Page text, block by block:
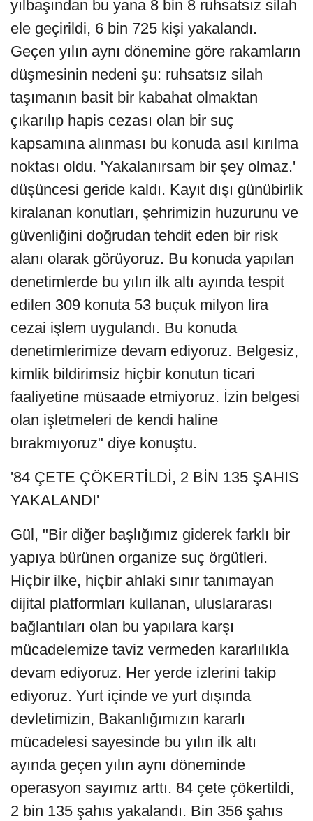
yılbaşından bu yana 8 bin 8 ruhsatsız silah
ele geçirildi, 6 bin 725 kişi yakalandı.
Geçen yılın aynı dönemine göre rakamların
düşmesinin nedeni şu: ruhsatsız silah
taşımanın basit bir kabahat olmaktan
çıkarılıp hapis cezası olan bir suç
kapsamına alınması bu konuda asıl kırılma
noktası oldu. 'Yakalanırsam bir şey olmaz.'
düşüncesi geride kaldı. Kayıt dışı günübirlik
kiralanan konutları, şehrimizin huzurunu ve
güvenliğini doğrudan tehdit eden bir risk
alanı olarak görüyoruz. Bu konuda yapılan
denetimlerde bu yılın ilk altı ayında tespit
edilen 309 konuta 53 buçuk milyon lira
cezai işlem uygulandı. Bu konuda
denetimlerimize devam ediyoruz. Belgesiz,
kimlik bildirimsiz hiçbir konutun ticari
faaliyetine müsaade etmiyoruz. İzin belgesi
olan işletmeleri de kendi haline
bırakmıyoruz" diye konuştu.
'84 ÇETE ÇÖKERTİLDİ, 2 BİN 135 ŞAHIS
YAKALANDI'
Gül, "Bir diğer başlığımız giderek farklı bir
yapıya bürünen organize suç örgütleri.
Hiçbir ilke, hiçbir ahlaki sınır tanımayan
dijital platformları kullanan, uluslararası
bağlantıları olan bu yapılara karşı
mücadelemize taviz vermeden kararlılıkla
devam ediyoruz. Her yerde izlerini takip
ediyoruz. Yurt içinde ve yurt dışında
devletimizin, Bakanlığımızın kararlı
mücadelesi sayesinde bu yılın ilk altı
ayında geçen yılın aynı döneminde
operasyon sayımız arttı. 84 çete çökertildi,
2 bin 135 şahıs yakalandı. Bin 356 şahıs